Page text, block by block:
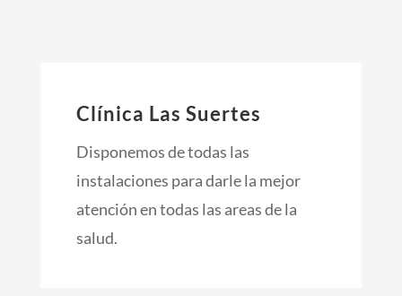
Clínica Las Suertes
Disponemos de todas las
instalaciones para darle la mejor
atención en todas las areas de la
salud.